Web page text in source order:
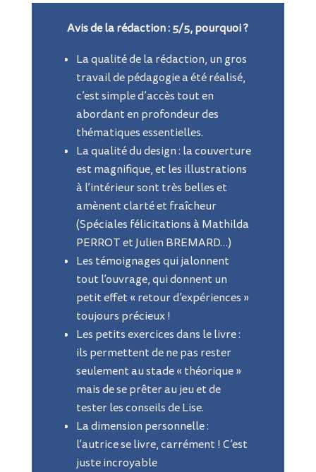
Avis de la rédaction : 5/5, pourquoi ?
La qualité de la rédaction, un gros
travail de pédagogie a été réalisé,
c’est simple d’accès tout en
abordant en profondeur des
thématiques essentielles.
La qualité du design : la couverture
est magnifique, et les illustrations
à l’intérieur sont très belles et
amènent clarté et fraîcheur
(Spéciales félicitations à Mathilda
PERROT et Julien BREMARD…)
Les témoignages qui jalonnent
tout l’ouvrage, qui donnent un
petit effet « retourd’expériences »
toujours précieux !
Les petits exercices dans le livre :
ils permettent de ne pas rester
seulement au stade « théorique »
mais de se prêter au jeu et de
tester les conseils de Lise.
La dimension personnelle :
l’autrice se livre, carrément ! C’est
juste incroyable